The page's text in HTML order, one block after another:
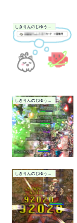
しきりんのじゆうちょう